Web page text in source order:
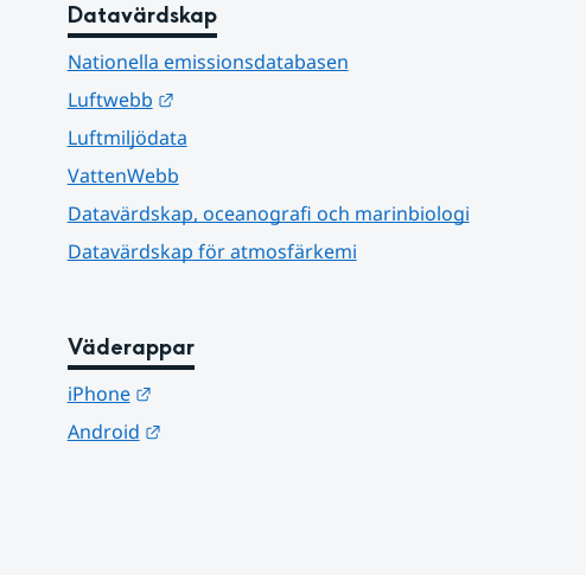
Datavärdskap
Nationella emissionsdatabasen
Luftwebb
Länk till annan webbplats.
Luftmiljödata
VattenWebb
Datavärdskap, oceanografi och marinbiologi
Datavärdskap för atmosfärkemi
Väderappar
iPhone
Länk till annan webbplats.
Android
Länk till annan webbplats.